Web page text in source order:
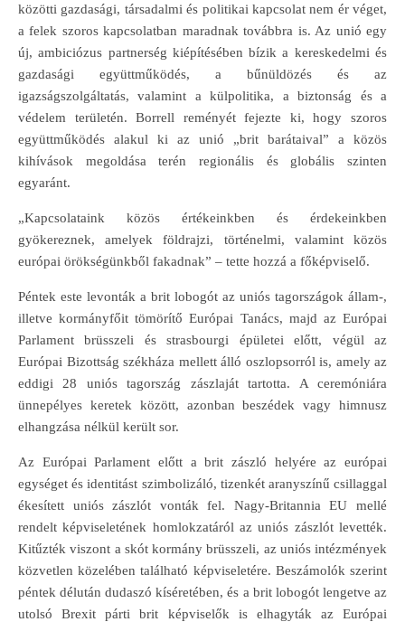
közötti gazdasági, társadalmi és politikai kapcsolat nem ér véget,
a felek szoros kapcsolatban maradnak továbbra is. Az unió egy
új, ambiciózus partnerség kiépítésében bízik a kereskedelmi és
gazdasági együttműködés, a bűnüldözés és az
igazságszolgáltatás, valamint a külpolitika, a biztonság és a
védelem területén. Borrell reményét fejezte ki, hogy szoros
együttműködés alakul ki az unió „brit barátaival” a közös
kihívások megoldása terén regionális és globális szinten
egyaránt.
„Kapcsolataink közös értékeinkben és érdekeinkben
gyökereznek, amelyek földrajzi, történelmi, valamint közös
európai örökségünkből fakadnak” – tette hozzá a főképviselő.
Péntek este levonták a brit lobogót az uniós tagországok állam-,
illetve kormányfőit tömörítő Európai Tanács, majd az Európai
Parlament brüsszeli és strasbourgi épületei előtt, végül az
Európai Bizottság székháza mellett álló oszlopsorról is, amely az
eddigi 28 uniós tagország zászlaját tartotta. A ceremóniára
ünnepélyes keretek között, azonban beszédek vagy himnusz
elhangzása nélkül került sor.
Az Európai Parlament előtt a brit zászló helyére az európai
egységet és identitást szimbolizáló, tizenkét aranyszínű csillaggal
ékesített uniós zászlót vonták fel. Nagy-Britannia EU mellé
rendelt képviseletének homlokzatáról az uniós zászlót levették.
Kitűzték viszont a skót kormány brüsszeli, az uniós intézmények
közvetlen közelében található képviseletére. Beszámolók szerint
péntek délután dudaszó kíséretében, és a brit lobogót lengetve az
utolsó Brexit párti brit képviselők is elhagyták az Európai